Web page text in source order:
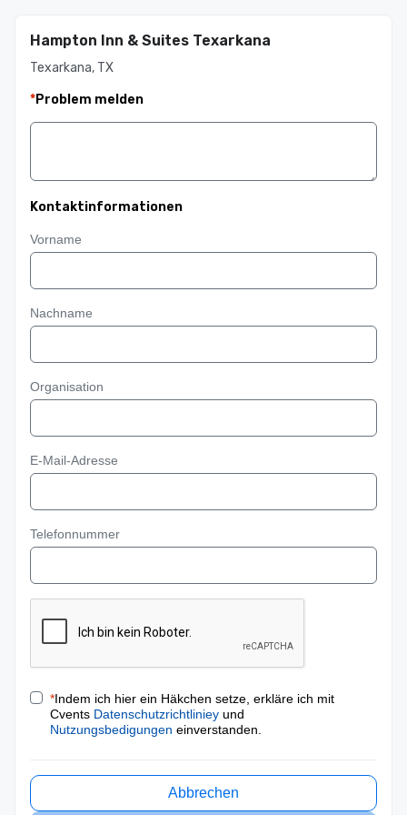
Hampton Inn & Suites Texarkana
Texarkana, TX
*Problem melden
Kontaktinformationen
Vorname
Nachname
Organisation
E-Mail-Adresse
Telefonnummer
*Indem ich hier ein Häkchen setze, erkläre ich mit
Cvents Datenschutzrichtliniey und
Nutzungsbedigungen einverstanden.
Abbrechen